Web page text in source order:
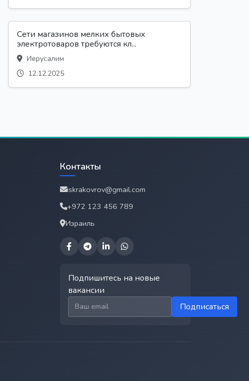
Сети магазинов мелких бытовых
электротоваров требуются кл...
Иерусалим
12.12.2025
Контакты
iskrakovrov@gmail.com
+972 123 456 789
Израиль
Подпишитесь на новые
вакансии
Email для подписки
Подписаться